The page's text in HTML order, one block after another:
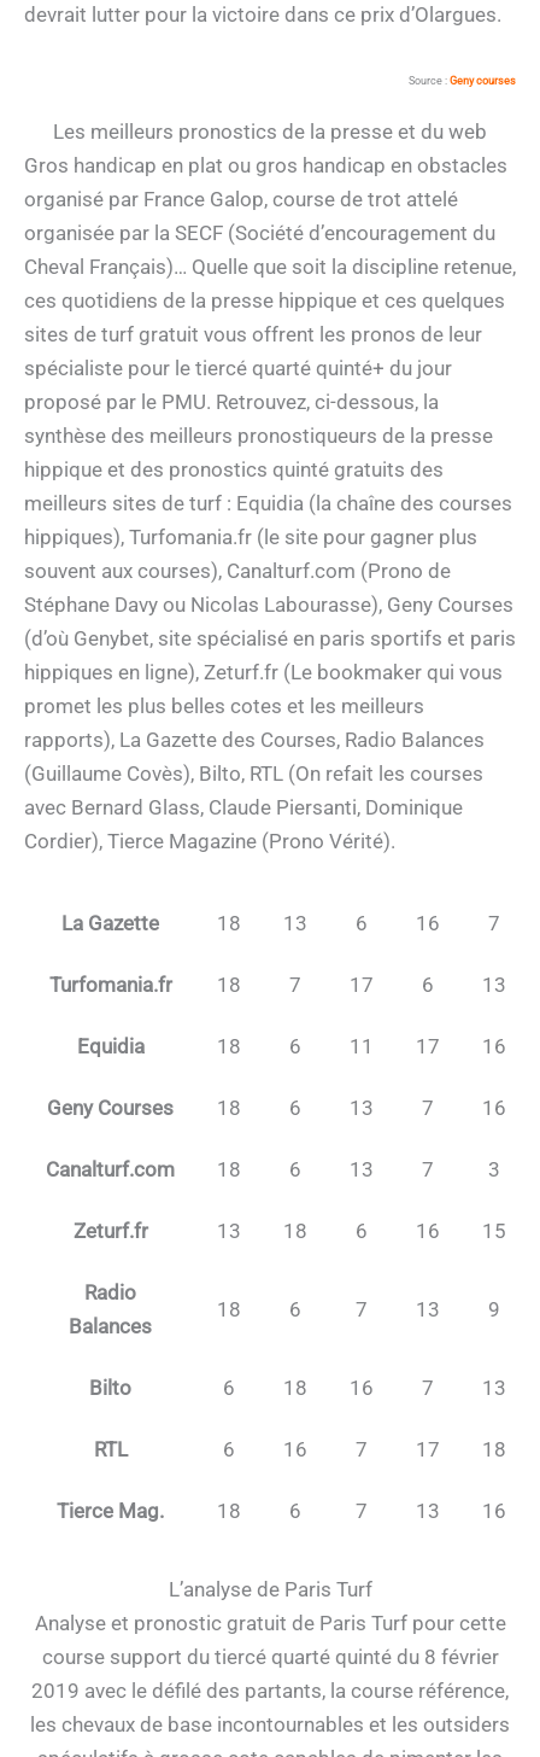
devrait lutter pour la victoire dans ce prix d’Olargues.
Source : Geny courses
Les meilleurs pronostics de la presse et du web
Gros handicap en plat ou gros handicap en obstacles
organisé par France Galop, course de trot attelé
organisée par la SECF (Société d’encouragement du
Cheval Français)… Quelle que soit la discipline retenue,
ces quotidiens de la presse hippique et ces quelques
sites de turf gratuit vous offrent les pronos de leur
spécialiste pour le tiercé quarté quinté+ du jour
proposé par le PMU. Retrouvez, ci-dessous, la
synthèse des meilleurs pronostiqueurs de la presse
hippique et des pronostics quinté gratuits des
meilleurs sites de turf : Equidia (la chaîne des courses
hippiques), Turfomania.fr (le site pour gagner plus
souvent aux courses), Canalturf.com (Prono de
Stéphane Davy ou Nicolas Labourasse), Geny Courses
(d’où Genybet, site spécialisé en paris sportifs et paris
hippiques en ligne), Zeturf.fr (Le bookmaker qui vous
promet les plus belles cotes et les meilleurs
rapports), La Gazette des Courses, Radio Balances
(Guillaume Covès), Bilto, RTL (On refait les courses
avec Bernard Glass, Claude Piersanti, Dominique
Cordier), Tierce Magazine (Prono Vérité).
La Gazette 18 13 6 16 7
Turfomania.fr 18 7 17 6 13
Equidia 18 6 11 17 16
Geny Courses 18 6 13 7 16
Canalturf.com 18 6 13 7 3
Zeturf.fr 13 18 6 16 15
Radio
Balances
18 6 7 13 9
Bilto 6 18 16 7 13
RTL 6 16 7 17 18
Tierce Mag. 18 6 7 13 16
L’analyse de Paris Turf
Analyse et pronostic gratuit de Paris Turf pour cette
course support du tiercé quarté quinté du 8 février
2019 avec le défilé des partants, la course référence,
les chevaux de base incontournables et les outsiders